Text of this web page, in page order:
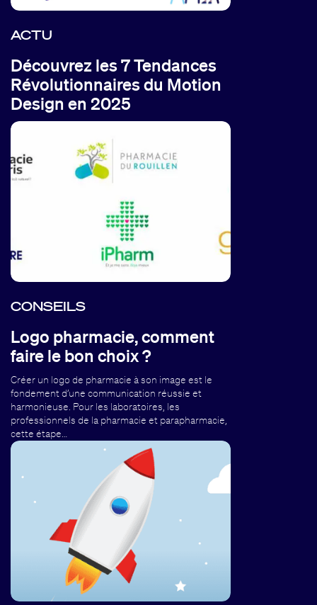
ACTU
Découvrez les 7 Tendances
Révolutionnaires du Motion
Design en 2025
CONSEILS
Logo pharmacie, comment
faire le bon choix ?
Créer un logo de pharmacie à son image est le
fondement d’une communication réussie et
harmonieuse. Pour les laboratoires, les
professionnels de la pharmacie et parapharmacie,
cette étape…